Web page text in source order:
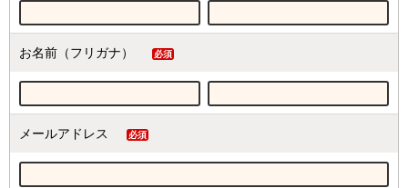
お名前（フリガナ）
メールアドレス